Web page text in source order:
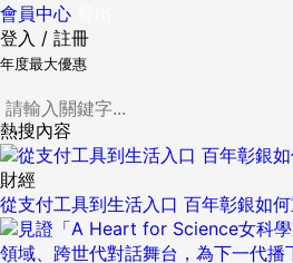
會員中心
登入 / 註冊
年度最大優惠
熱搜內容
財經
從支付工具到生活入口 百年彰銀如